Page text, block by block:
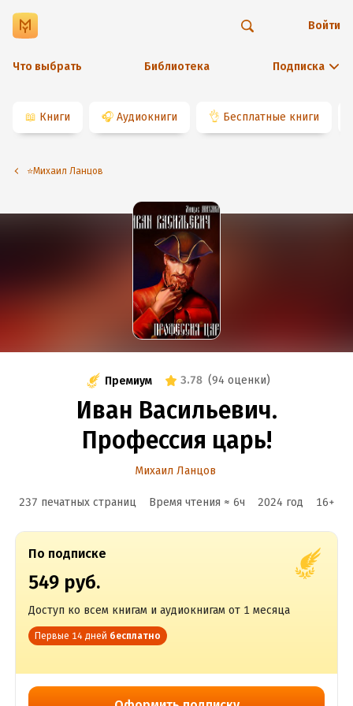
Что выбрать Библиотека Подписка
Войти
📖 Книги 🎧 Аудиокниги 👌 Бесплатные книги
⭐️Михаил Ланцов
Премиум 3.78 (94 оценки)
Иван Васильевич.
Профессия царь!
Михаил Ланцов
237 печатных страниц Время чтения ≈ 6ч 2024 год 16+
По подписке
549 руб.
Доступ ко всем книгам и аудиокнигам от 1 месяца
Первые 14 дней бесплатно